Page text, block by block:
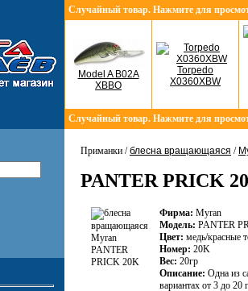
Случайный товар. Нажмите для
Model A B02A
XBBO
Torpedo
X0360XBW
Случайный товар. Нажмите для
Приманки /блесна вращающаяся /
PANTER PRICK
Фирма: Myran
Модель: PANTER
Цвет: медь/красные
Номер: 20K
Вес: 20гр
Описание: Одна из
вариантах от 3 до